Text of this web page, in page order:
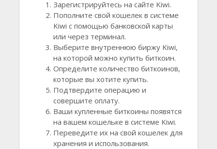
Зарегистрируйтесь на сайте Kiwi.
Пополните свой кошелек в системе
Kiwi с помощью банковской карты
или через терминал.
Выберите внутреннюю биржу Kiwi,
на которой можно купить биткоин.
Определите количество биткоинов,
которые вы хотите купить.
Подтвердите операцию и
совершите оплату.
Ваши купленные биткоины появятся
на вашем кошельке в системе Kiwi.
Переведите их на свой кошелек для
хранения и использования.